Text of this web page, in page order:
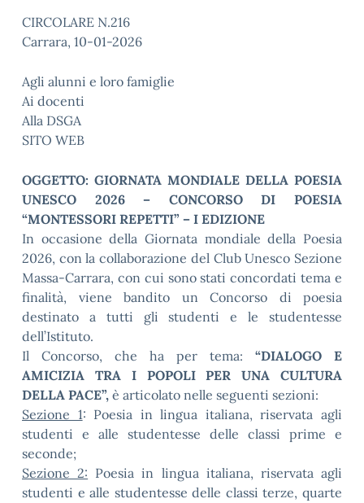
CIRCOLARE N.216
Carrara, 10-01-2026
Agli alunni e loro famiglie
Ai docenti
Alla DSGA
SITO WEB
OGGETTO: GIORNATA MONDIALE DELLA POESIA
UNESCO 2026 – CONCORSO DI POESIA
“MONTESSORI REPETTI” – I EDIZIONE
In occasione della Giornata mondiale della Poesia
2026, con la collaborazione del Club Unesco Sezione
Massa-Carrara, con cui sono stati concordati tema e
finalità, viene bandito un Concorso di poesia
destinato a tutti gli studenti e le studentesse
dell’Istituto.
Il Concorso, che ha per tema: “DIALOGO E
AMICIZIA TRA I POPOLI PER UNA CULTURA
DELLA PACE”, è articolato nelle seguenti sezioni:
Sezione 1: Poesia in lingua italiana, riservata agli
studenti e alle studentesse delle classi prime e
seconde;
Sezione 2: Poesia in lingua italiana, riservata agli
studenti e alle studentesse delle classi terze, quarte